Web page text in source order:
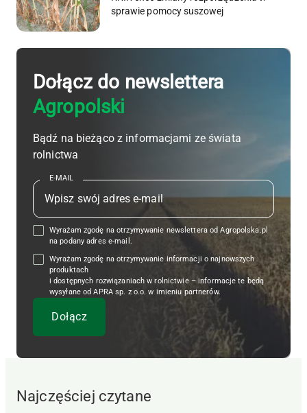
sprawie pomocy suszowej
Dołącz do newslettera
Agropolski
Bądź na bieżąco z informacjami ze świata
rolnictwa
E-MAIL
Wyrażam zgodę na otrzymywanie newslettera od Agropolska.pl
na podany adres e-mail.
Wyrażam zgodę na otrzymywanie informacji o najnowszych
produktach
i dostępnych rozwiązaniach w rolnictwie – informacje te będą
wysyłane od APRA sp. z o.o. w imieniu partnerów.
Najczęściej czytane